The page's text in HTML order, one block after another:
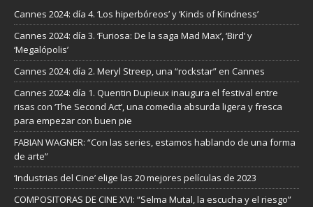
Cannes 2024: día 4. ‘Los hiperbóreos’ y ‘Kinds of Kindness’
Cannes 2024: día 3. ‘Furiosa: De la saga Mad Max’, ‘Bird’ y
‘Megalópolis’
Cannes 2024: día 2. Meryl Streep, una “rockstar” en Cannes
Cannes 2024: día 1. Quentin Dupieux inaugura el festival entre
risas con ‘The Second Act’, una comedia absurda ligera y fresca
para empezar con buen pie
FABIAN WAGNER: “Con las series, estamos hablando de una forma
de arte”
‘Industrias del Cine’ elige las 20 mejores películas de 2023
COMPOSITORAS DE CINE XVI: “Selma Mutal, la escucha y el riesgo”